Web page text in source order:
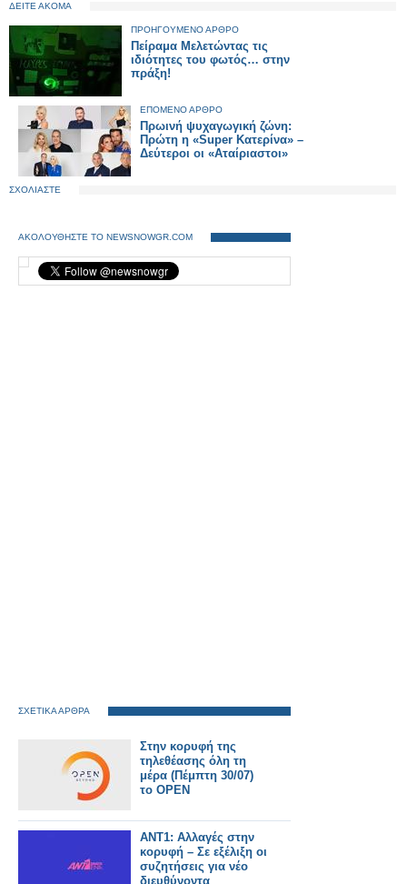
ΔΕΙΤΕ ΑΚΟΜΑ
ΠΡΟΗΓΟΥΜΕΝΟ ΑΡΘΡΟ
Πείραμα Μελετώντας τις
ιδιότητες του φωτός… στην
πράξη!
ΕΠΟΜΕΝΟ ΑΡΘΡΟ
Πρωινή ψυχαγωγική ζώνη:
Πρώτη η «Super Κατερίνα» –
Δεύτεροι οι «Αταίριαστοι»
ΣΧΟΛΙΑΣΤΕ
ΑΚΟΛΟΥΘΗΣΤΕ ΤΟ NEWSNOWGR.COM
ΣΧΕΤΙΚΑ ΑΡΘΡΑ
Στην κορυφή της
τηλεθέασης όλη τη
μέρα (Πέμπτη 30/07)
το OPEN
ΑΝΤ1: Αλλαγές στην
κορυφή – Σε εξέλιξη οι
συζητήσεις για νέο
διευθύνοντα